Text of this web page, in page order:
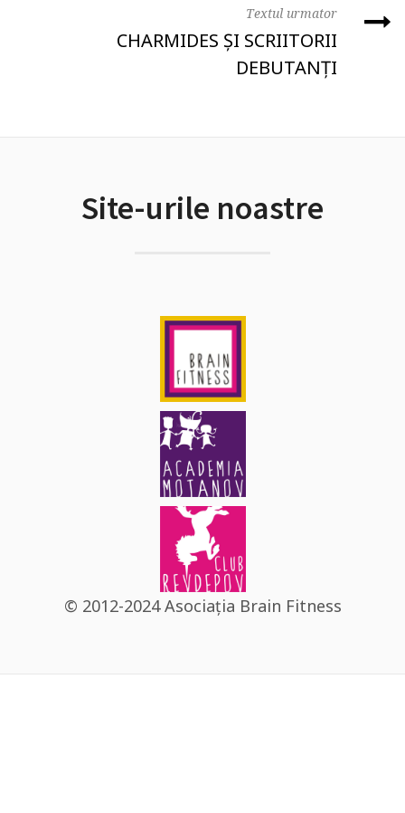
Textul urmator
CHARMIDES ȘI SCRIITORII
DEBUTANȚI
Site-urile noastre
© 2012-2024 Asociația Brain Fitness